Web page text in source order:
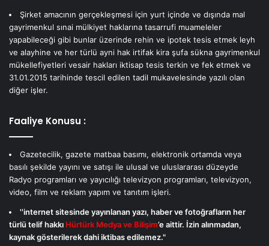
Şirket amacının gerçekleşmesi için yurt içinde ve dışında mal
gayrimenkul sınai mülkiyet haklarına tasarrufi muameleler
yapabileceği gibi bunlar üzerinde rehin ve ipotek tesis etmek leyh
ve alayhine ve her türlü ayni hak irtifak kira şufa sükna gayrimenkul
mükellefiyetleri vesair hakları iktisap tesis terkin ve fek etmek ve
31.01.2015 tarihinde tescil edilen tadil mukavelesinde yazılı olan
diğer işler.
Faaliye Konusu :
Gazetecilik, gazete matbaa basımı, elektronik ortamda veya
basılı şekilde yayını ve satışı ile ulusal ve uluslararası düzeyde
Radyo programları ve yayıcılığı televizyon programları, televizyon,
video, film ve reklam yapım ve tanıtım işleri.
''internet sitesinde yayınlanan yazı, haber ve fotoğrafların her
türlü telif hakkı Hürtürk Medya ve Bilişim’e aittir. İzin alınmadan,
kaynak gösterilerek dahi iktibas edilemez."